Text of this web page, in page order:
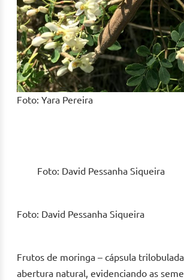
Foto: Yara Pereira
Foto: David Pessanha Siqueira
Foto: David Pessanha Siqueira
Frutos de moringa – cápsula
abertura natural, evidenciando as